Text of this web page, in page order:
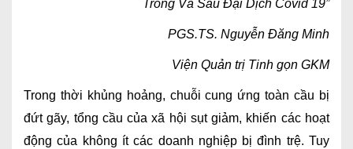
Trong Và Sau Đại Dịch Covid 19”
PGS.TS. Nguyễn Đăng Minh
Viện Quản trị Tinh gọn GKM
Trong thời khủng hoảng, chuỗi cung ứng toàn cầu bị
đứt gãy, tổng cầu của xã hội sụt giảm, khiến các hoạt
động của không ít các doanh nghiệp bị đình trệ. Tuy